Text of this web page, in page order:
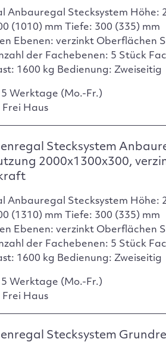
Anbauregal Stecksystem Höhe:
(1010) mm Tiefe: 300 (335) mm
Ebenen: verzinkt Oberflächen
der Fachebenen: 5 Stück
1600 kg Bedienung: Zweiseitig
Werktage (Mo.-Fr.)
Haus
Stecksystem
2000x1300x300,
Anbauregal Stecksystem Höhe:
(1310) mm Tiefe: 300 (335) mm
Ebenen: verzinkt Oberflächen
der Fachebenen: 5 Stück
1600 kg Bedienung: Zweiseitig
Werktage (Mo.-Fr.)
Haus
Stecksystem